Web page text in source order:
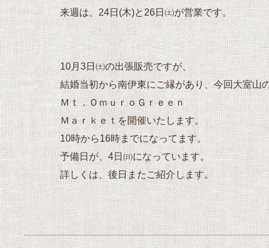
来週は、24日(木)と26日㈯が営業です。
10月3日㈯の出張販売ですが、
結婚当初から南伊東にご縁があり、今回大室山
Ｍｔ．ＯｍｕｒｏＧｒｅｅｎ
Ｍａｒｋｅｔを開催いたします。
10時から16時までになってます。
予備日が、4日㈰になっています。
詳しくは、後日またご紹介します。